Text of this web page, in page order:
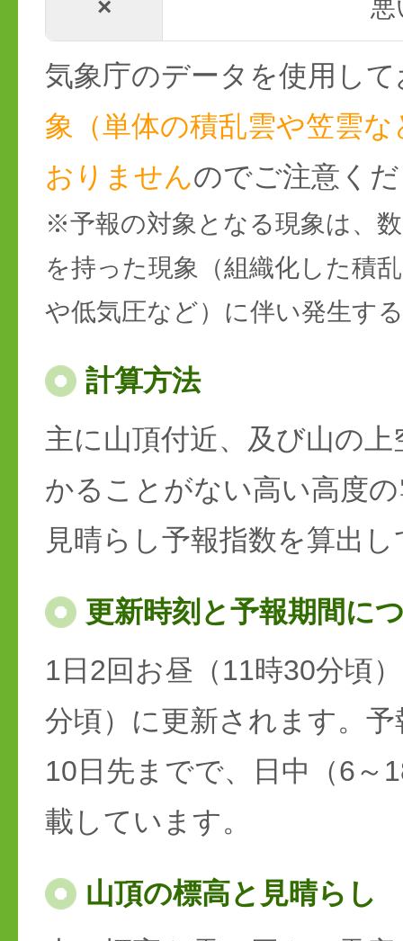
× 悪
気象庁のデータを使用し
象（単体の積乱雲や笠雲
おりませんのでご注意く
※予報の対象となる現象は、
を持った現象（組織化した積
や低気圧など）に伴い発生す
計算方法
主に山頂付近、及び山の
かることがない高い高度
見晴らし予報指数を算出
更新時刻と予報期間に
1日2回お昼（11時30分頃
分頃）に更新されます。
10日先までで、日中（6～
載しています。
山頂の標高と見晴らし